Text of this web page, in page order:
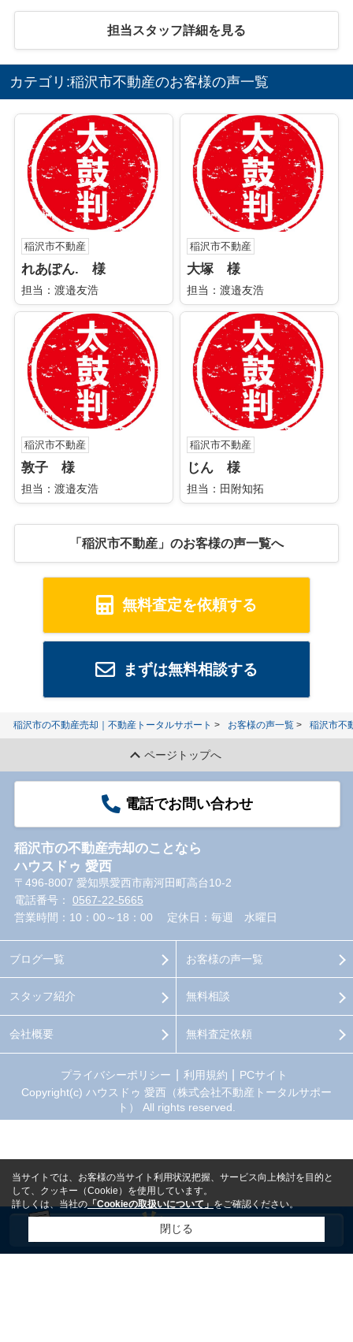
担当スタッフ詳細を見る
カテゴリ:稲沢市不動産のお客様の声一覧
稲沢市不動産
れあぽん. 様
担当：渡邉友浩
稲沢市不動産
大塚 様
担当：渡邉友浩
稲沢市不動産
敦子 様
担当：渡邉友浩
稲沢市不動産
じん 様
担当：田附知拓
「稲沢市不動産」のお客様の声一覧へ
無料査定を依頼する
まずは無料相談する
稲沢市の不動産売却｜不動産トータルサポート お客様の声一覧 稲沢市不
ページトップへ
電話でお問い合わせ
稲沢市の不動産売却のことなら
ハウスドゥ 愛西
〒496-8007 愛知県愛西市南河田町高台10-2
電話番号： 0567-22-5665
営業時間：10：00～18：00
定休日：毎週 水曜日
ブログ一覧
スタッフ紹介
会社概要
お客様の声一覧
無料相談
無料査定依頼
プライバシーポリシー 利用規約
PCサイト
Copyright(c) ハウスドゥ 愛西（株式会社不動産トータルサポー
ト） All rights reserved.
当サイトでは、お客様の当サイト利用状況把握、サービス向上検討を目的と
して、クッキー（Cookie）を使用しています。
詳しくは、当社の「Cookieの取扱いについて」をご確認ください。
閉じる